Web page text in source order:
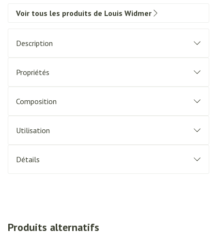
Voir tous les produits de Louis Widmer
Description
Propriétés
Composition
Utilisation
Détails
Produits alternatifs